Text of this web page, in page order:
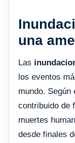
una
Las
los eventos
mundo. Según
contribuido de
muertes
desde finales